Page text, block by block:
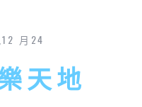
月24
天地